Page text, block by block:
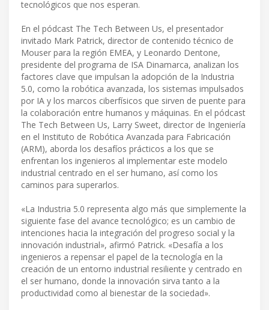
tecnológicos que nos esperan.
En el pódcast The Tech Between Us, el presentador
invitado Mark Patrick, director de contenido técnico de
Mouser para la región EMEA, y Leonardo Dentone,
presidente del programa de ISA Dinamarca, analizan los
factores clave que impulsan la adopción de la Industria
5.0, como la robótica avanzada, los sistemas impulsados
por IA y los marcos ciberfísicos que sirven de puente para
la colaboración entre humanos y máquinas. En el pódcast
The Tech Between Us, Larry Sweet, director de Ingeniería
en el Instituto de Robótica Avanzada para Fabricación
(ARM), aborda los desafíos prácticos a los que se
enfrentan los ingenieros al implementar este modelo
industrial centrado en el ser humano, así como los
caminos para superarlos.
«La Industria 5.0 representa algo más que simplemente la
siguiente fase del avance tecnológico; es un cambio de
intenciones hacia la integración del progreso social y la
innovación industrial», afirmó Patrick. «Desafía a los
ingenieros a repensar el papel de la tecnología en la
creación de un entorno industrial resiliente y centrado en
el ser humano, donde la innovación sirva tanto a la
productividad como al bienestar de la sociedad».